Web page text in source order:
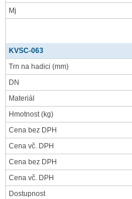
Mj
KVSC-063
Trn na hadici (mm)
DN
Materiál
Hmotnost(kg)
Cena bez DPH
Cena vč. DPH
Cena bez DPH
Cena vč. DPH
Dostupnost